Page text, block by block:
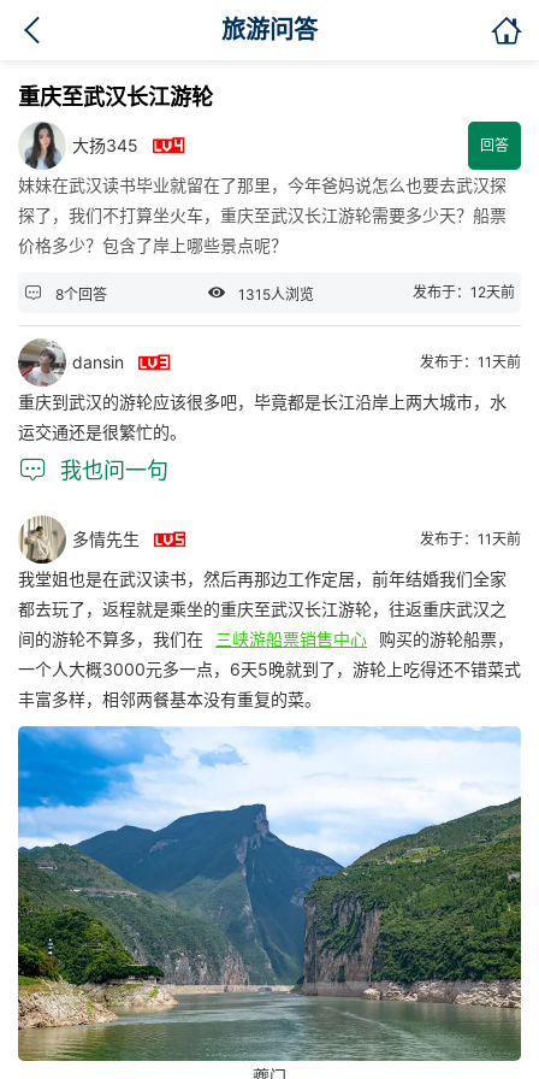
旅游问答 
重庆至武汉长江游轮
大扬345  回答
妹妹在武汉读书毕业就留在了那里，今年爸妈说怎么也要去武汉探
探了，我们不打算坐火车，重庆至武汉长江游轮需要多少天？船票
价格多少？包含了岸上哪些景点呢？
 8个回答  1315人浏览 发布于：12天前
dansin  发布于：11天前
重庆到武汉的游轮应该很多吧，毕竟都是长江沿岸上两大城市，水
运交通还是很繁忙的。
 我也问一句
多情先生  发布于：11天前
我堂姐也是在武汉读书，然后再那边工作定居，前年结婚我们全家
都去玩了，返程就是乘坐的重庆至武汉长江游轮，往返重庆武汉之
间的游轮不算多，我们在
三峡游船票销售中心
购买的游轮船票，
一个人大概3000元多一点，6天5晚就到了，游轮上吃得还不错菜式
丰富多样，相邻两餐基本没有重复的菜。